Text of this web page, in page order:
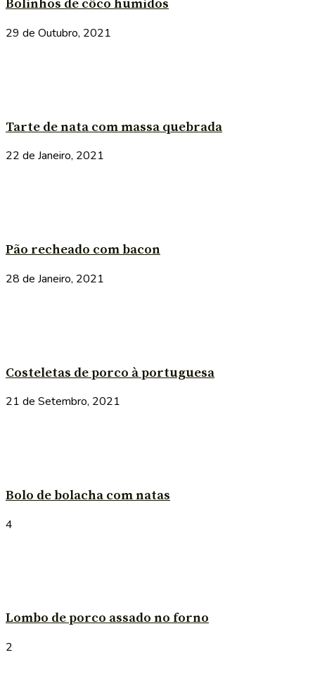
Bolinhos de côco húmidos
29 de Outubro, 2021
Tarte de nata com massa quebrada
22 de Janeiro, 2021
Pão recheado com bacon
28 de Janeiro, 2021
Costeletas de porco à portuguesa
21 de Setembro, 2021
Bolo de bolacha com natas
4
Lombo de porco assado no forno
2